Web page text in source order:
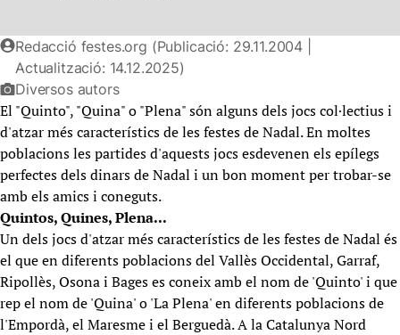
Redacció festes.org (Publicació: 29.11.2004 |
Actualització: 14.12.2025)
Diversos autors
El "Quinto", "Quina" o "Plena" són alguns dels jocs col·lectius i
d'atzar més característics de les festes de Nadal. En moltes
poblacions les partides d'aquests jocs esdevenen els epílegs
perfectes dels dinars de Nadal i un bon moment per trobar-se
amb els amics i coneguts.
Quintos, Quines, Plena...
Un dels jocs d'atzar més característics de les festes de Nadal és
el que en diferents poblacions del Vallès Occidental, Garraf,
Ripollès, Osona i Bages es coneix amb el nom de 'Quinto' i que
rep el nom de 'Quina' o 'La Plena' en diferents poblacions de
l'Empordà, el Maresme i el Berguedà. A la Catalunya Nord